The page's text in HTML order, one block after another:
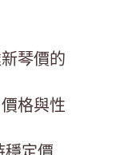
琴價的
格與性